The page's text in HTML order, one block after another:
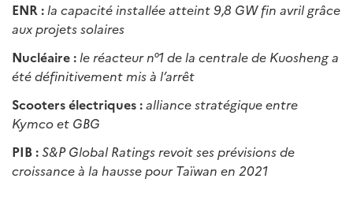
ENR : la capacité installée atteint 9,8 GW fin avril grâce
aux projets solaires
Nucléaire : le réacteur n°1 de la centrale de Kuosheng a
été définitivement mis à l’arrêt
Scooters électriques :alliance stratégique entre
Kymco et GBG
PIB :S&P Global Ratings revoit ses prévisions de
croissance à la hausse pour Taïwan en 2021